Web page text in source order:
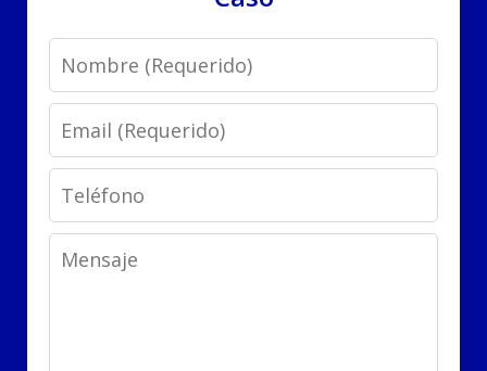
Name
Email
Phone
Message